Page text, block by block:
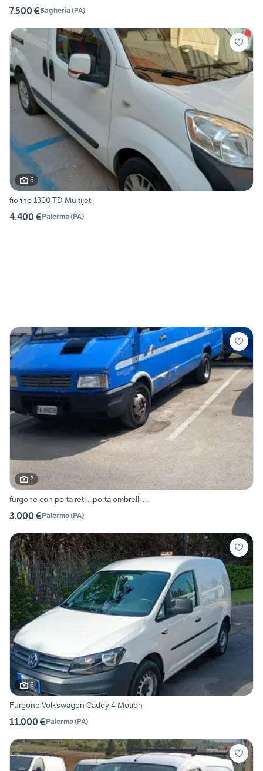
7.500 €Bagheria (PA)
6
fiorino 1300 TD Multijet
4.400 €Palermo(PA)
2
furgone con porta reti ...porta ombrelli . .
3.000 €Palermo(PA)
6
Furgone Volkswagen Caddy 4 Motion
11.000 €Palermo(PA)